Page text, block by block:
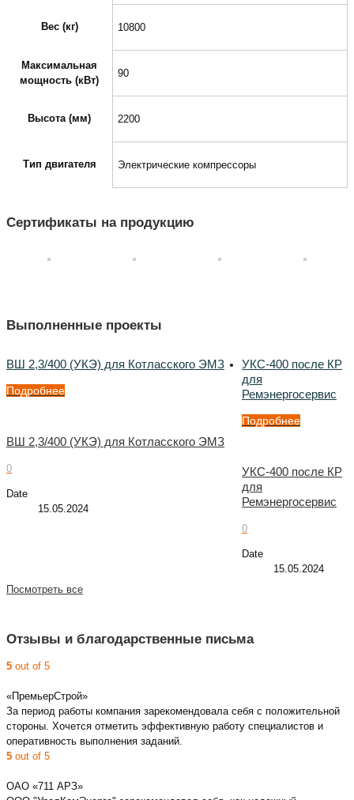
Вес (кг) 10800
Максимальная
мощность (кВт)
90
Высота (мм) 2200
Тип двигателя Электрические компрессоры
Сертификаты на продукцию
Выполненные проекты
ВШ 2,3/400 (УКЭ) для Котласского ЭМЗ
Подробнее
ВШ 2,3/400 (УКЭ) для Котласского ЭМЗ
0
Date
15.05.2024
УКС-400 после КР
для
Ремэнергосервис
Подробнее
УКС-400 после КР
для
Ремэнергосервис
0
Date
15.05.2024
Посмотреть все
Отзывы и благодарственные письма
5 out of 5
«ПремьерСтрой»
За период работы компания зарекомендовала себя с положительной
стороны. Хочется отметить эффективную работу специалистов и
оперативность выполнения заданий.
5 out of 5
ОАО «711 АРЗ»